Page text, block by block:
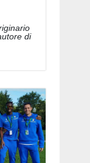
di